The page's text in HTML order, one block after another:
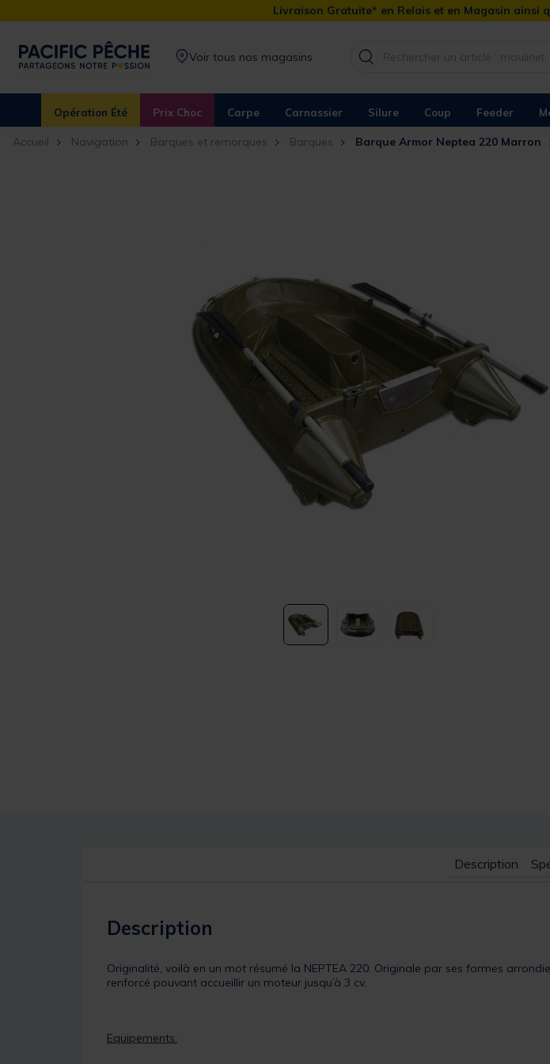
Livraison Gratuite* en Relais et en Magasin ainsi
Voir tous nos magasins
Opération Été Prix Choc Carpe Carnassier Silure Coup Feeder
Accueil Navigation Barques et remorques Barques Barque Armor Neptea 220 Marron
Description
Description
Originalité, voilà en un mot résumé la NEPTEA 220. Originale par ses formes
renforcé pouvant accueillir un moteur jusqu’à 3 cv.
Equipements: